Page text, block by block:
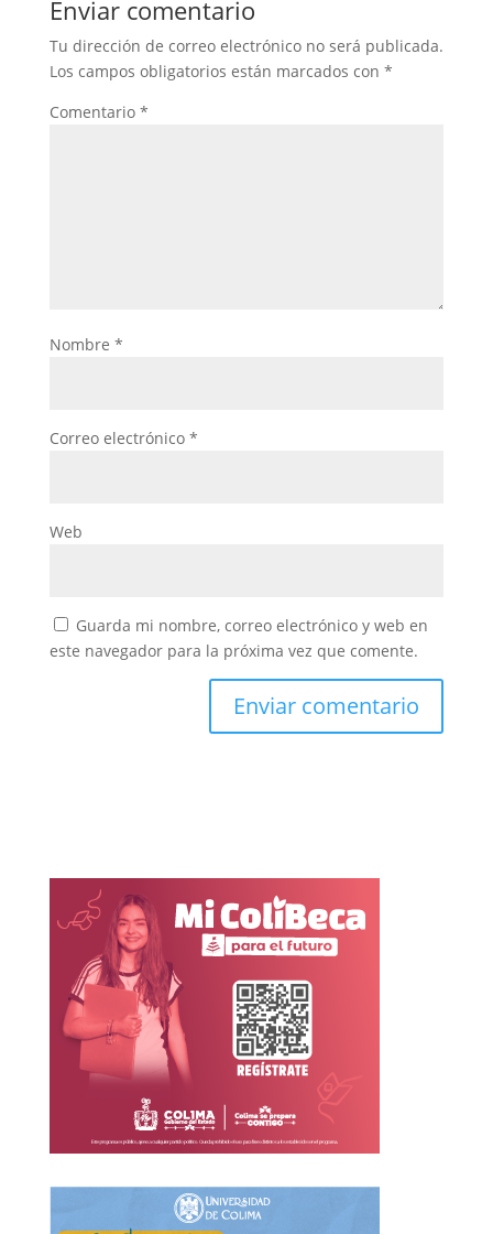
Enviar comentario
Tu dirección de correo electrónico no será publicada.
Los campos obligatorios están marcados con *
Comentario *
Nombre *
Correo electrónico *
Web
Guarda mi nombre, correo electrónico y web en
este navegador para la próxima vez que comente.